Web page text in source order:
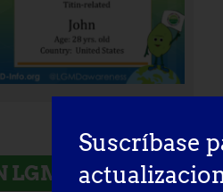
LGMD: Nicole
Suscríbase